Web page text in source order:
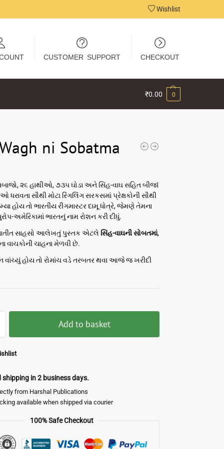
Wishlist
CUSTOMER SUPPORT CHECKOUT
₹0.00 0
ni Sobatma
૨૬ હાથીઓ, ૭૩૫ ઘોડા અને સિંહ-વાઘ સહિત બીજાં
ધરાવતા સૌથી મોટા રિંગલિંગ સરકસમાં પ્રેક્ષકોની સૌથી
હોય તો ભારતીય રીંગમાસ્ટર દામૂ ધોત્રે, જેમણે તેમના
અમેરિકામાં ભારતનું નામ રોશન કરી દીધું.
સાહસો આલેખતું પુસ્તક એટલે સિંહ-વાઘની સોબતમાં,
વાચકોની ચાહના મેળવી છે.
હોય તો રોમાંચ વડે તરબતર થવા આજે જ ખરીદી
Add to basket
shipping in 2 business days.
from Harshal Publications
available when shipped via courier
100% Safe Checkout